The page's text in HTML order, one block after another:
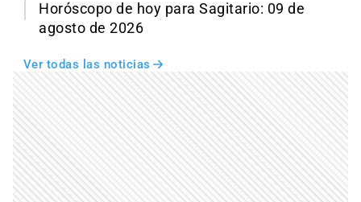
Horóscopo de hoy para Sagitario: 09 de
agosto de 2026
Ver todas las noticias